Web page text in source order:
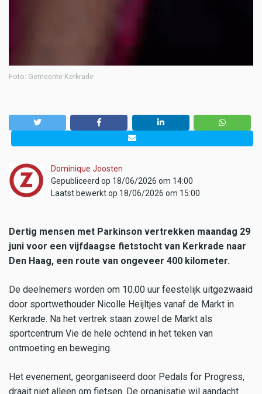
Foto: Gemeente Kerkrade
Dominique Joosten
Gepubliceerd op 18/06/2026 om 14:00
Laatst bewerkt op 18/06/2026 om 15:00
Dertig mensen met Parkinson vertrekken maandag 29
juni voor een vijfdaagse fietstocht van Kerkrade naar
Den Haag, een route van ongeveer 400 kilometer.
De deelnemers worden om 10.00 uur feestelijk uitgezwaaid
door sportwethouder Nicolle Heijltjes vanaf de Markt in
Kerkrade. Na het vertrek staan zowel de Markt als
sportcentrum Vie de hele ochtend in het teken van
ontmoeting en beweging.
Het evenement, georganiseerd door Pedals for Progress,
draait niet alleen om fietsen. De organisatie wil aandacht